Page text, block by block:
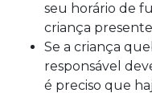
seu horário de
criança presente
Se a criança
responsável
é preciso que